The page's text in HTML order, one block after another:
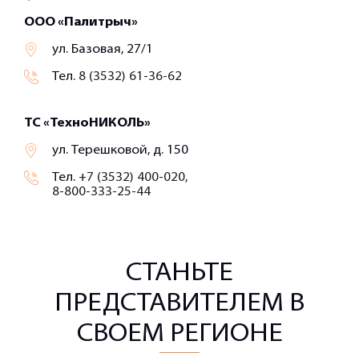
ООО «Палитрыч»
ул. Базовая, 27/1
Тел. 8 (3532) 61-36-62
ТС «ТехноНИКОЛЬ»
ул. Терешковой, д. 150
Тел. +7 (3532) 400-020,
8-800-333-25-44
СТАНЬТЕ
ПРЕДСТАВИТЕЛЕМ В
СВОЕМ РЕГИОНЕ